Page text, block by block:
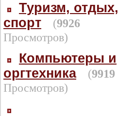
Туризм, отдых,
спорт
(9926
Просмотров)
Компьютеры и
оргтехника
(9919
Просмотров)